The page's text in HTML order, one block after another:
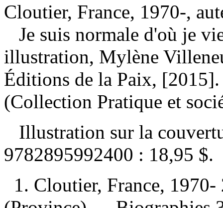
Cloutier, France, 1970-,
Je suis normale d'où je
illustration, Mylène
Éditions de la Paix,
(Collection Pratique et
Illustration sur la
9782895992400 : 18,95 $.
1. Cloutier, France,